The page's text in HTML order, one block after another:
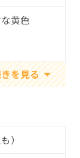
黄色
）